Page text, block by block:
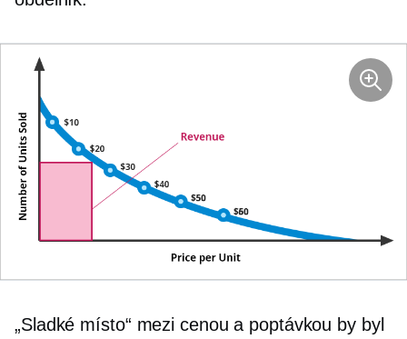
„Sladké místo“ mezi cenou a poptávkou by byl